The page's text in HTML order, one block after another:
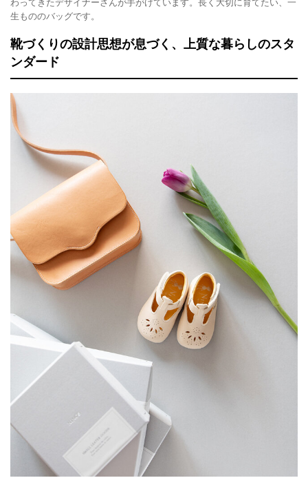
わってきたデザイナーさんが手がけています。長く大切に育てたい、一
生もののバッグです。
靴づくりの設計思想が息づく、上質な暮らしのスタ
ンダード